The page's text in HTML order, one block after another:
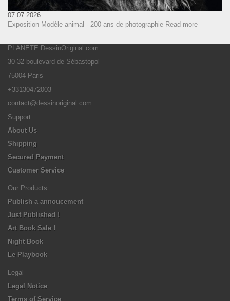
07.07.2026
Exposition Modèle animal - 200 ans de photographie Read more
PLANETE DessinOriginal.com
30-32 boulevard de Sébastopol
75004 Paris
+33130472003
contact@dessinoriginal.com
Support
About Us
Shipping
Secured Payment
Customer Service
Our Products
Publish a annoucement
Just Published !
Art Book Sale !
Night Book
Le Playbook
Legal
Legal Notice
Terms of Service